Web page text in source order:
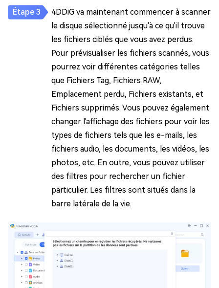
4DDiG va maintenant commencer à scanner
le disque sélectionné jusqu'à ce qu'il trouve
les fichiers ciblés que vous avez perdus.
Pour prévisualiser les fichiers scannés, vous
pourrez voir différentes catégories telles
que Fichiers Tag, Fichiers RAW,
Emplacement perdu, Fichiers existants, et
Fichiers supprimés. Vous pouvez également
changer l'affichage des fichiers pour voir les
types de fichiers tels que les e-mails, les
fichiers audio, les documents, les vidéos, les
photos, etc. En outre, vous pouvez utiliser
des filtres pour rechercher un fichier
particulier. Les filtres sont situés dans la
barre latérale de la vie.